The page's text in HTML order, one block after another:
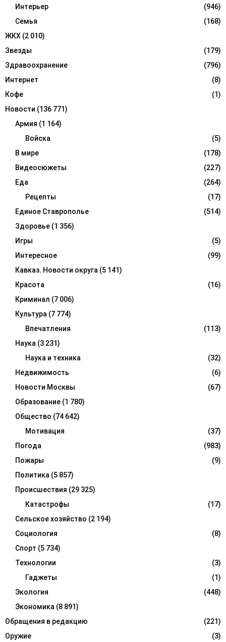
Интерьер
(946)
Семья
(168)
ЖКХ (2 010)
Звезды
(179)
Здравоохранение
(796)
Интернет
(8)
Кофе
(1)
Новости (136 771)
Армия (1 164)
Войска
(5)
В мире
(178)
Видеосюжеты
(227)
Еда
(264)
Рецепты
(17)
Единое Ставрополье
(514)
Здоровье (1 356)
Игры
(5)
Интересное
(99)
Кавказ. Новости округа (5 141)
Красота
(16)
Криминал (7 006)
Культура (7 774)
Впечатления
(113)
Наука (3 231)
Наука и техника
(32)
Недвижимость
(6)
Новости Москвы
(67)
Образование (1 780)
Общество (74 642)
Мотивация
(37)
Погода
(983)
Пожары
(9)
Политика (5 857)
Происшествия (29 325)
Катастрофы
(17)
Сельское хозяйство (2 194)
Социология
(8)
Спорт (5 734)
Технологии
(3)
Гаджеты
(1)
Экология
(448)
Экономика (8 891)
Обращения в редакцию
(221)
Оружие
(3)